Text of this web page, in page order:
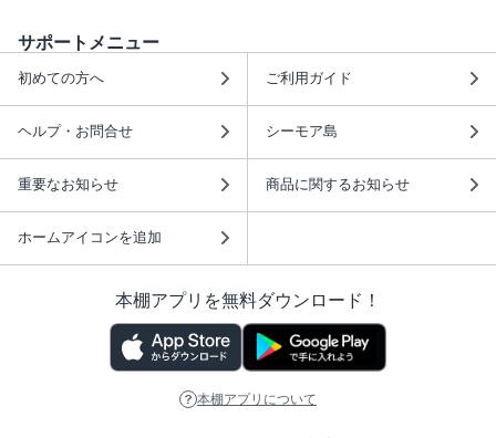
サポートメニュー
初めての方へ ご利用ガイド
ヘルプ・お問合せ シーモア島
重要なお知らせ 商品に関するお知らせ
ホームアイコンを追加
本棚アプリを無料ダウンロード！
本棚アプリについて